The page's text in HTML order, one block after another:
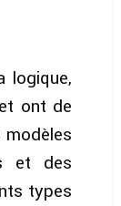
logique,
ont de
et des
types